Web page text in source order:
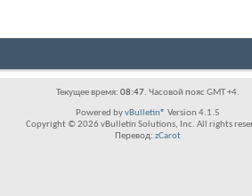
Текущее время: 08:47. Часовой пояс GMT +4.
Powered byvBulletin® Version 4.1.5
Copyright © 2026 vBulletin Solutions, Inc. All rights
Перевод: zCarot